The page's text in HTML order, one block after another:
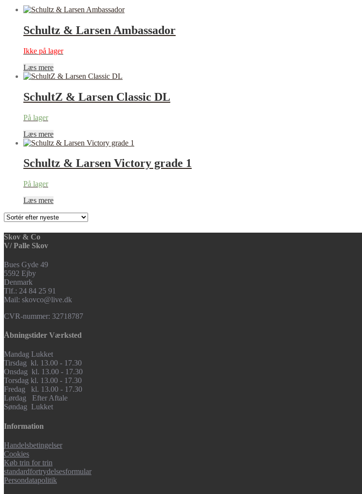
Schultz & Larsen Ambassador
Ikke på lager
Læs mere
SchultZ & Larsen Classic DL
På lager
Læs mere
Schultz & Larsen Victory grade 1
På lager
Læs mere
Skov & Co
V/ Palle Skov
Bues Gyde 49
5592 Ejby
Denmark
Tlf.: 24 84 25 91
Mail: skovco@live.dk
CVR-nummer: 32718787
Åbningstider Værksted
Mandag Lukket
Tirsdag kl. 13.00 - 17.30
Onsdag kl. 13.00 - 17.30
Torsdag kl. 13.00 - 17.30
Fredag kl. 13.00 - 17.30
Lørdag Efter Aftale
Søndag Lukket
Information
Handelsbetingelser
Cookies
Køb trin for trin
standardfortrydelsesformular
Persondatapolitik